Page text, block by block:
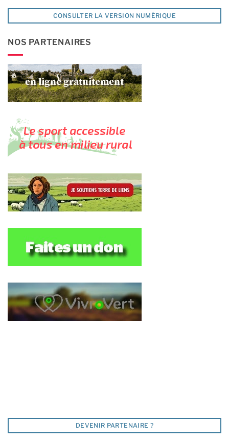
CONSULTER LA VERSION NUMÉRIQUE
NOS PARTENAIRES
DEVENIR PARTENAIRE ?